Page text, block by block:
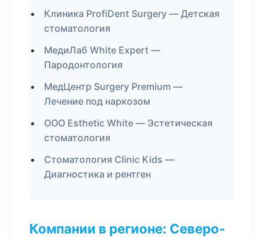
Клиника ProfiDent Surgery — Детская
стоматология
МедиЛаб White Expert —
Пародонтология
МедЦентр Surgery Premium —
Лечение под наркозом
ООО Esthetic White — Эстетическая
стоматология
Стоматология Clinic Kids —
Диагностика и рентген
Компании в регионе: Северо-